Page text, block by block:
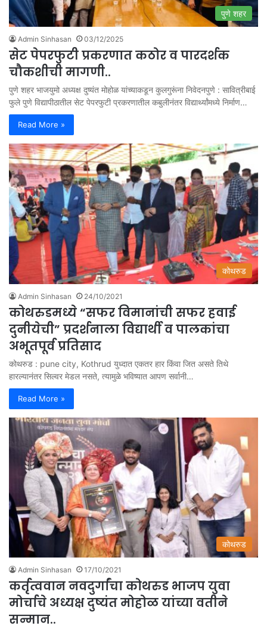
पुणे शहर
Admin Sinhasan 03/12/2025
सेट पेपरफुटी प्रकरणात कठोर व पारदर्शक
चौकशीची मागणी..
पुणे शहर भाजयुमो अध्यक्ष दुष्यंत मोहोळ यांच्याकडून कुलगुरूंना निवेदनपुणे : सावित्रीबाई
फुले पुणे विद्यापीठातील सेट पेपरफुटी प्रकरणातील कबुलीनंतर विद्यार्थ्यांमध्ये निर्माण…
Read More »
कोथरुड
Admin Sinhasan 24/10/2021
कोथरुडमध्ये “सफर विमानांची सफर हवाई
दुनीयेची” प्रदर्शनाला विद्यार्थी व पालकांचा
अभूतपूर्व प्रतिसाद
कोथरुड : pune city, Kothrud युध्दात एकतर हार किंवा जित असते तिथे
हारल्यानंतर सिल्वर मेडल नसते, त्यामुळे भविष्यात आपण सर्वानी…
Read More »
कोथरुड
Admin Sinhasan 17/10/2021
कर्तृत्ववान नवदुर्गांचा कोथरुड भाजप युवा
मोर्चाचे अध्यक्ष दुष्यंत मोहोळ यांच्या वतीने
सन्मान..